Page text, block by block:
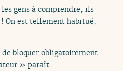
gens à comprendre, ils
On est tellement habitué,
bloquer obligatoirement
» paraît